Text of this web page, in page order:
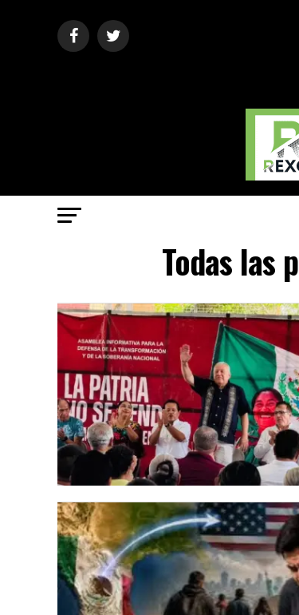
Todas las